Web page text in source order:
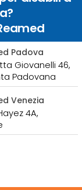
Padova
Giovanelli 46,
Padovana
Venezia
4A,